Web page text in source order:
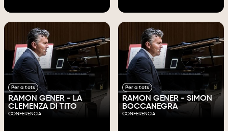
Per a tots
RAMON GENER - LA
CLEMENZA DI TITO
CONFERENCIA
Per a tots
RAMON GENER - SIMON
BOCCANEGRA
CONFERENCIA